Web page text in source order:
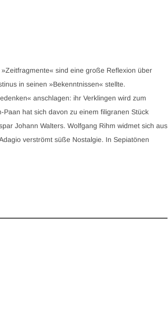
sind eine große Reflexion über
in seinen »Bekenntnissen« stellte.
anschlagen: ihr Verklingen wird zum
Paan hat sich davon zu einem filigranen Stück
Johann Walters. Wolfgang Rihm widmet sich aus
verströmt süße Nostalgie. In Sepiatönen